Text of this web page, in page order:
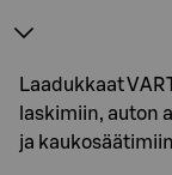
Laadukkaat
laskimiin, auton
ja